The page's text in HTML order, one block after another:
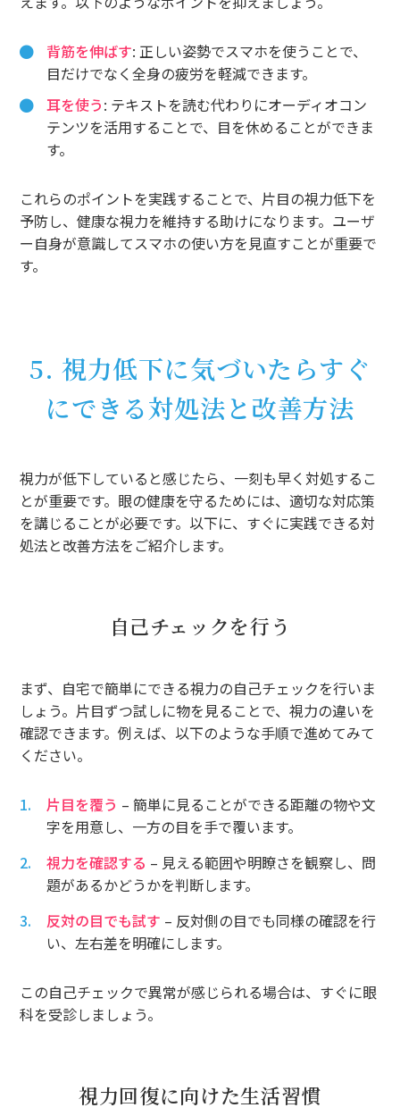
背筋を伸ばす: 正しい姿勢でスマホを使うことで、
目だけでなく全身の疲労を軽減できます。
耳を使う: テキストを読む代わりにオーディオコン
テンツを活用することで、目を休めることができま
す。
これらのポイントを実践することで、片目の視力低下を
予防し、健康な視力を維持する助けになります。ユーザ
ー自身が意識してスマホの使い方を見直すことが重要で
す。
5. 視力低下に気づいたらすぐ
にできる対処法と改善方法
視力が低下していると感じたら、一刻も早く対処するこ
とが重要です。眼の健康を守るためには、適切な対応策
を講じることが必要です。以下に、すぐに実践できる対
処法と改善方法をご紹介します。
自己チェックを行う
まず、自宅で簡単にできる視力の自己チェックを行いま
しょう。片目ずつ試しに物を見ることで、視力の違いを
確認できます。例えば、以下のような手順で進めてみて
ください。
片目を覆う – 簡単に見ることができる距離の物や文
字を用意し、一方の目を手で覆います。
視力を確認する – 見える範囲や明瞭さを観察し、問
題があるかどうかを判断します。
反対の目でも試す – 反対側の目でも同様の確認を行
い、左右差を明確にします。
この自己チェックで異常が感じられる場合は、すぐに眼
科を受診しましょう。
視力回復に向けた生活習慣